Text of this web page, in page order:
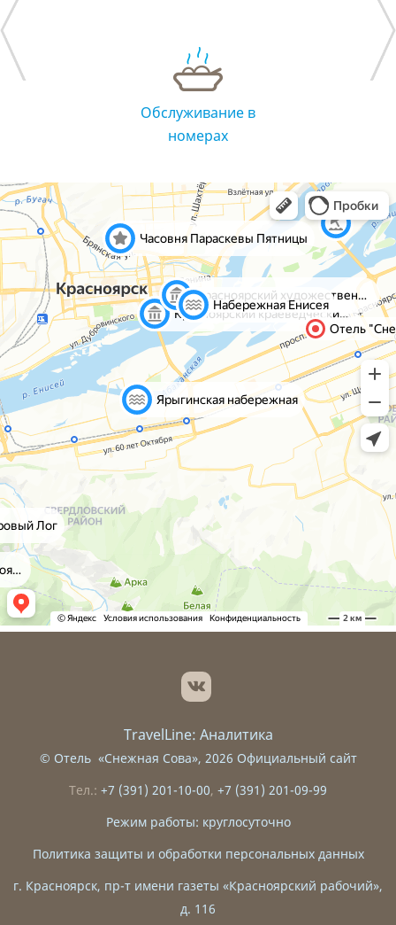
Обслуживание в
номерах
TravelLine: Аналитика
© Отель «Снежная Сова», 2026 Официальный сайт
Тел.: +7 (391) 201-10-00, +7 (391) 201-09-99
Режим работы: круглосуточно
Политика защиты и обработки персональных данных
г. Красноярск, пр-т имени газеты «Красноярский рабочий»,
д. 116